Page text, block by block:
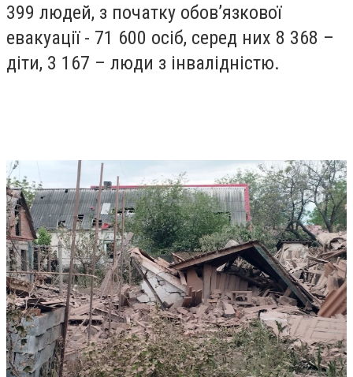
399 людей, з початку обов’язкової
евакуації - 71 600 осіб, серед них 8 368 –
діти, 3 167 – люди з інвалідністю.